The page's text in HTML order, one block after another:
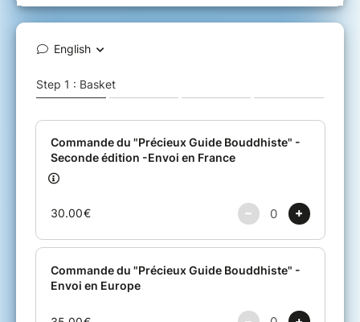
Bouddhas et des Boddhissattvas les plus
exceptionnels.
Le Vénérable Drubpön Tharchin Rinpoché a
publié cet ouvrage en langue tibétaine et en
plus grand nombre d'êtres car il apporte des
seconde édition est épuisée, vous trouverez,
quelques exemplaires restants à l'Institut.
Rinpoché est un maître érudit et direct, tout
comme l’est son ouvrage qui constitue un outil
très utile à tous ceux qui s'interrogent sur le
sens de la vie, l'origine des souffrances et des
bonheurs...
Seconde édition, 188 pages, couverture très
rigide.
Rinpoché peut vous le dédicacer sur demande